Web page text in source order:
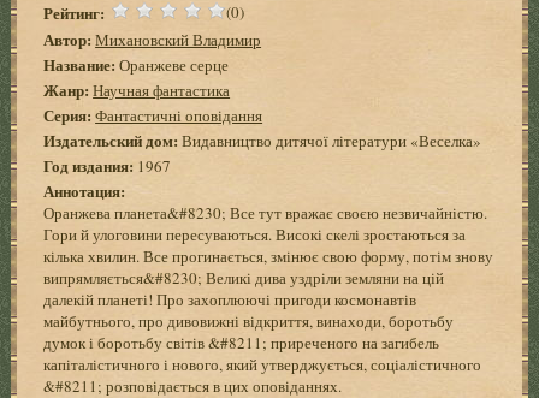
Рейтинг: (0)
Автор:Михановский Владимир
Название: Оранжеве серце
Жанр: Научная фантастика
Серия: Фантастичні оповідання
Издательский дом: Видавництво дитячої літератури «Веселка»
Год издания: 1967
Аннотация:
Оранжева планета&#8230; Все тут вражає своєю незвичайністю.
Гори й улоговини пересуваються. Високі скелі зростаються за
кілька хвилин. Все прогинається, змінює свою форму, потім знову
випрямляється&#8230; Великі дива уздріли земляни на цій
далекій планеті! Про захоплюючі пригоди космонавтів
майбутнього, про дивовижні відкриття, винаходи, боротьбу
думок і боротьбу світів &#8211; приреченого на загибель
капіталістичного і нового, який утверджується, соціалістичного
&#8211; розповідається в цих оповіданнях.